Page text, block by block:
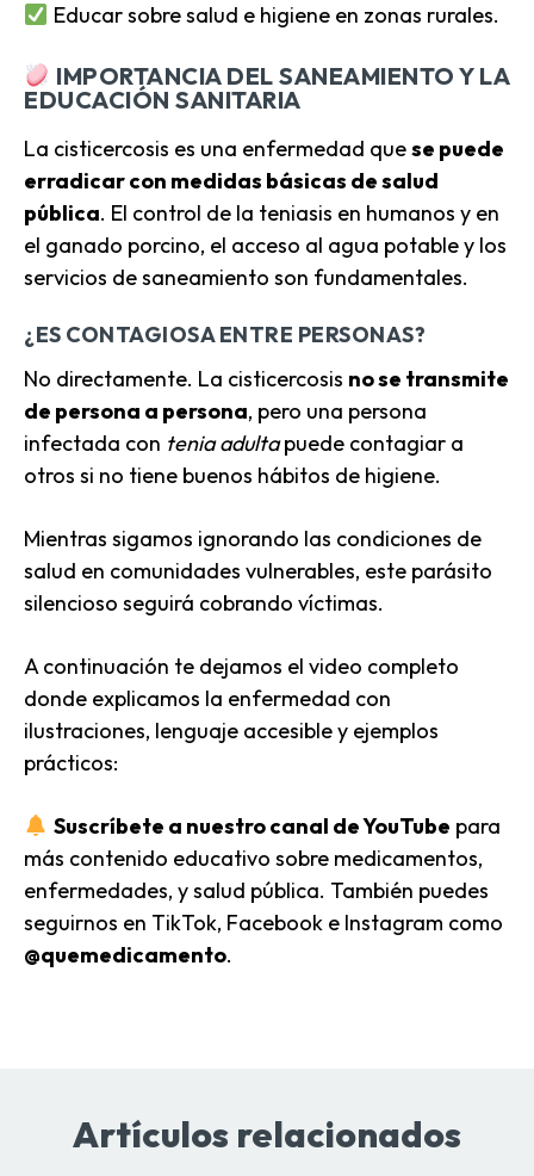
Educar sobre salud e higiene en zonas rurales.
IMPORTANCIA DEL SANEAMIENTO Y LA
EDUCACIÓN SANITARIA
La cisticercosis es una enfermedad quese puede
erradicar con medidas básicas de salud
pública. El control de la teniasis en humanos y en
el ganado porcino, el acceso al agua potable y los
servicios de saneamiento son fundamentales.
¿ES CONTAGIOSA ENTRE PERSONAS?
No directamente. La cisticercosis no se transmite
de persona a persona, pero una persona
infectada con tenia adultapuede contagiar a
otros si no tiene buenos hábitos de higiene.
Mientras sigamos ignorando las condiciones de
salud en comunidades vulnerables, este parásito
silencioso seguirá cobrando víctimas.
A continuación te dejamos el video completo
donde explicamos la enfermedad con
ilustraciones, lenguaje accesible y ejemplos
prácticos:
Suscríbete a nuestro canal de YouTube para
más contenido educativo sobre medicamentos,
enfermedades, y salud pública. También puedes
seguirnos en TikTok, Facebook e Instagram como
@quemedicamento.
Artículos relacionados